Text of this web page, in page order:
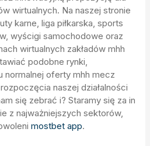
wirtualnych. Na naszej stronie
karne, liga piłkarska, sports
wyścigi samochodowe oraz
wirtualnych zakładów mhh
podobne rynki,
normalnej oferty mhh mecz
naszej działalności
się zebrać i? Staramy się za in
z najważniejszych sektorów,
mostbet app.